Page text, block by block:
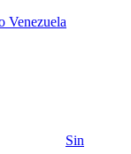
Venezuela
Sin